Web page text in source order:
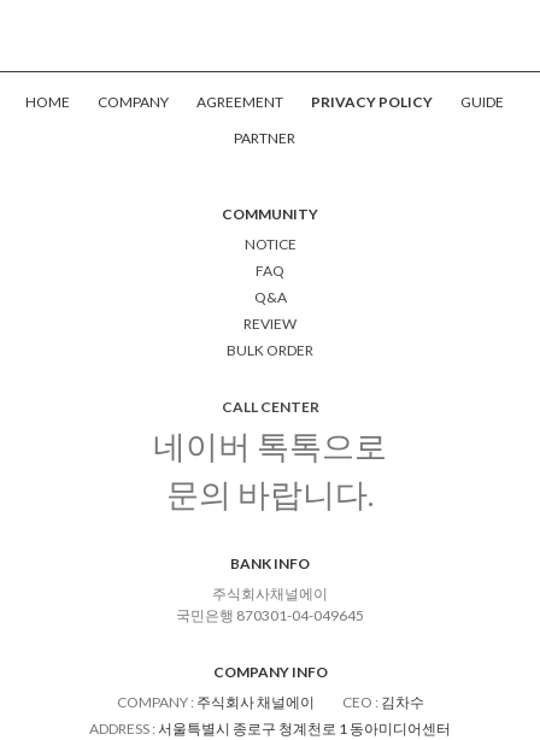
HOME COMPANY AGREEMENT PRIVACY POLICY
GUIDE
PARTNER
COMMUNITY
NOTICE
FAQ
Q&A
REVIEW
BULK ORDER
CALL CENTER
네이버 톡톡으로
문의 바랍니다.
BANK INFO
주식회사채널에이
국민은행 870301-04-049645
COMPANY INFO
COMPANY: 주식회사 채널에이 CEO : 김차수
ADDRESS : 서울특별시 종로구 청계천로 1 동아미디어센터